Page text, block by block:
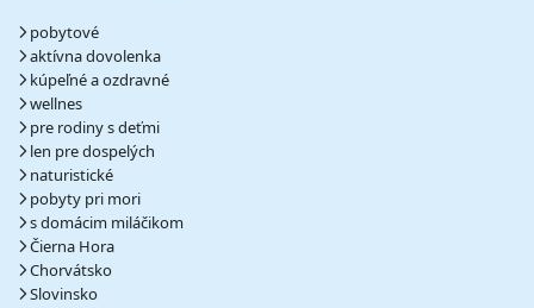
pobytové
aktívna dovolenka
kúpeľné a ozdravné
wellnes
pre rodiny s deťmi
len pre dospelých
naturistické
pobyty pri mori
s domácim miláčikom
Čierna Hora
Chorvátsko
Slovinsko